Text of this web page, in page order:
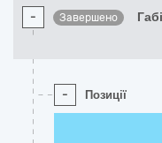
- Завершено
- Позиції